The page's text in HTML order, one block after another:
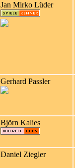
Jan Mirko Lüder
Gerhard Passler
Björn Kalies
Daniel Ziegler